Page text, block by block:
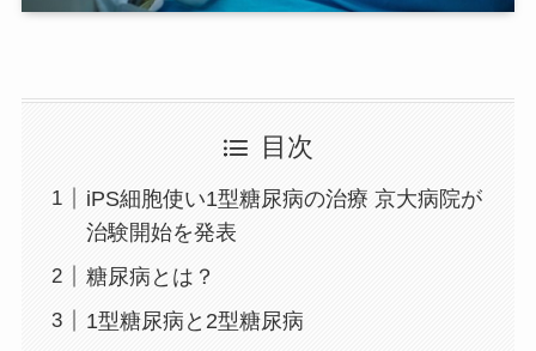
目次
iPS細胞使い1型糖尿病の治療 京大病院が
治験開始を発表
糖尿病とは？
1型糖尿病と2型糖尿病